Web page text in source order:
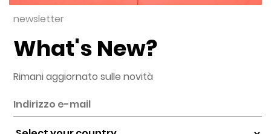
newsletter
What's New?
Rimani aggiornato sulle novità